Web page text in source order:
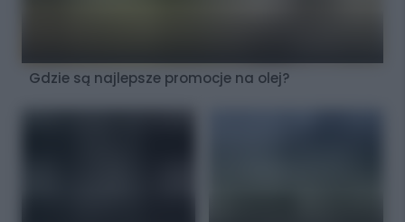
Gdzie są najlepsze promocje na olej?